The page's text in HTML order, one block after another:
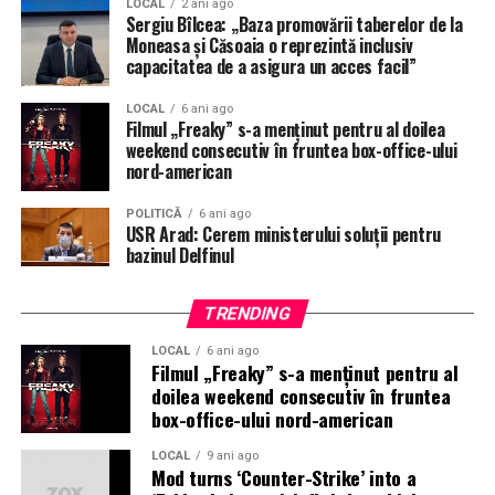
reciclate.
Colectarea selectivă a deșeurilor de la asociațiile de
proprietari (blocuri) și gospodăriile individuale (case) se
face în containere/pubele personalizate pentru fiecare
fracție, respectiv:
plastic/metal – galben;
hârtie/carton – albastru;
deșeuri reziduale – negru.
Rețineți!
Este interzisă amestecarea deșeurilor.
Este interzisă abandonarea deșeurilor și depozitarea
LOCAL 2 ani ago
Sergiu Bîlcea: „Baza promovării taberelor de la
Moneasa și Căsoaia o reprezintă inclusiv
capacitatea de a asigura un acces facil”
LOCAL 6 ani ago
Filmul „Freaky” s-a menţinut pentru al doilea
weekend consecutiv în fruntea box-office-ului
nord-american
POLITICĂ 6 ani ago
USR Arad: Cerem ministerului soluții pentru
bazinul Delfinul
TRENDING
LOCAL 6 ani ago
Filmul „Freaky” s-a menţinut pentru al
doilea weekend consecutiv în fruntea
box-office-ului nord-american
LOCAL 9 ani ago
Mod turns ‘Counter-Strike’ into a